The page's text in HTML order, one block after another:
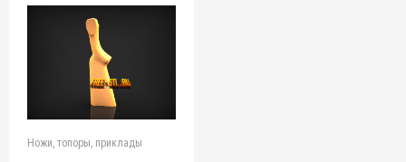
Ножи, топоры, приклады